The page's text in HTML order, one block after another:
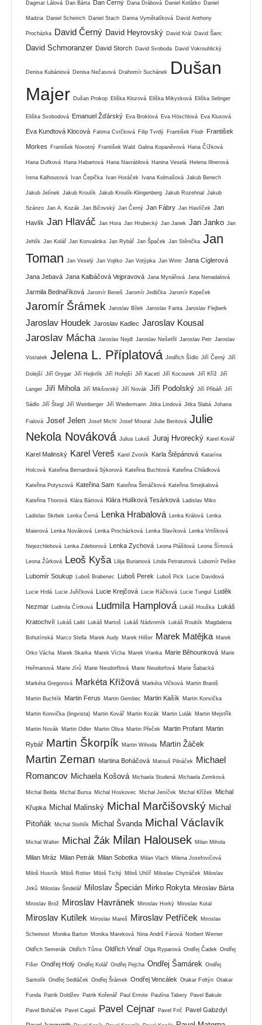
Dagmar Lálová Dan Bárta Dan Černý Dana Drábová Daniel Koťátko Daniel
Madzia Daniel Scheirich Daniel Stach Darina Vymětalíková David Anthony
Procházka David Černý David Heyrovský David Král David Šanc
David Schmoranzer David Storch David Svoboda David Vokrouhlický
Denisa Kubániová Denisa Nečasová Drahomír Suchánek
Dušan
Majer Dušan Prokop Eliška Klozová Eliška Mikysková Eliška Selinger
Eliška Svobodová Emanuel Žďárský Eva Broklová Eva Höschlová Eva Klusová
Eva Kundtová Klocová Fatima Cvrčková Filip Tvrdý František Flodr František
Morkes František Novotný František Wald Galina Kopaněvová Hana Čížková
Hana Dufková Hana Habartová Hana Navrátilová Hanina Veselá Helena Illnerová
Irena Kalhousová Ivan Čepička Ivan Horáček Ivana Kolmašová Jakub Benech
Jakub Jelínek Jakub Kroulík Jakub Kroulík-Klingenberg Jakub Rozehnal Jakub
Szánzo Jan A. Kozák Jan Bičovský Jan Černý Jan Fábry Jan Havlíček Jan
Havlík Jan Hlaváč Jan Hora Jan Hrubecký Jan Janek Jan Janko Jan
Jehlík Jan Kolář Jan Konvalinka Jan Rybář Jan Špaček Jan Stěnička Jan
Toman
Jan Veselý Jan Vojtko Jan Votýpka Jan Wintr Jana Cíglerová
Jana Jebavá Jana Kalbáčová Vejpravová Jana Mynářová Jana Nenadalová
Jarmila Bednaříková Jaromír Beneš Jaromír Jedlička Jaromír Kopeček
Jaromír Šrámek Jaroslav Bílek Jaroslav Fanta Jaroslav Flejberk
Jaroslav Houdek Jaroslav Kadlec Jaroslav Kousal
Jaroslav Mácha Jaroslav Nejdl Jaroslav Nešetřil Jaroslav Petr Jaroslav
Vostatek Jelena L. Příplatová Jindřich Šídlo Jiří Černý Jiří
Dolejší Jiří Grygar Jiří Hejkrlík Jiří Hořejší Jiří Kacetl Jiří Kocourek Jiří Kříž Jiří
Langer Jiří Mihola Jiří Mikšovský Jiří Novák Jiří Podolský Jiří Přibáň Jiří
Sádlo Jiří Štegl Jiří Weinberger Jiří Wiedermann Jitka Lindová Jitka Slabá Johana
Fialová Josef Jelen Josef Michl Josef Moural Julie Beritová Julie
Nekola Nováková Julius Lukeš Juraj Hvorecký Karel Kovář
Karel Malinský Karel Vereš Karel Zvoník Karla Štěpánová Katarína
Holcová Kateřina Bernardová Sýkorová Kateřina Buchtová Kateřina Chládková
Kateřina Potyszová Kateřina Sam Kateřina Šimáčková Kateřina Smejkalová
Kateřina Thorová Klára Bártová Klára Hulíková Tesárková Ladislav Miko
Ladislav Skrbek Lenka Černá Lenka Hrabalová Lenka Králová Lenka
Maierová Lenka Nováková Lenka Procházková Lenka Slavíková Lenka Vrtišková
Nejezchlebová Lenka Zdeborová Lenka Zychová Leona Plášilová Leona Šímová
Leona Žůrková Leoš Kyša Lilija Burianová Linda Petraturová Lubomír Peške
Lubomír Soukup Luboš Brabenec Luboš Perek Luboš Pick Lucie Davidová
Lucie Hrdá Lucie Juřičková Lucie Krejčová Lucie Ráčková Lucie Tungul Luděk
Nezmar Ludmila Čírtková Ludmila Hamplová Lukáš Houška Lukáš
Kratochvíl Lukáš Laibl Lukáš Martoš Lukáš Nádvorník Lukáš Roubík Magdalena
Bohutínská Marco Stella Marek Audy Marek Hilšer Marek Matějka Marek
Orko Vácha Marek Skarka Marek Vícha Marek Vranka Marie Běhounková Marie
Heřmanová Marie Jírů Marie Neudorflová Marie Neudorfová Marie Šabacká
Markéta Gregorová Markéta Křížová Markéta Vlčková Martin Braniš
Martin Buchtík Martin Ferus Martin Gembec Martin Kašík Martin Konvička
Martin Konvička (lingvista) Martin Kovář Martin Kozák Martin Lulák Martin Mejstřík
Martin Novák Martin Odler Martin Oliva Martin Přeček Martin Profant Martin
Rybář Martin Škorpík Martin Wihoda Martin Žáček
Martin Zeman Martina Boháčová Matouš Pilnáček
Michael
Romancov Michaela Košová Michaela Studená Michaela Zemková
Michal Belda Michal Bursa Michal Hoskovec Michal Jeníček Michal Křížek Michal
Křupka Michal Malinský Michal Marčišovský Michal
Pitoňák
Michal Stehlík Michal Švanda Michal Václavík
Michal Walter Michal Žák Milan Halousek Milan Mihola
Milan Mráz Milan Petrák Milan Sobotka Milan Vlach Milena Josefovičová
Miloš Husník Miloš Rotter Miloš Tichý Miloš Uhlíř Miloslav Chytráček Miloslav
Jirků Miloslav Šindelář Miloslav Špecián Mirko Rokyta Miroslav Bárta
Miroslav Brož Miroslav Havránek Miroslav Horký Miroslav Kutal
Miroslav Kutílek Miroslav Mareš Miroslav Petříček Miroslav
Scheinost Monika Barton Monika Mareková Nina Andrš Fárová Norbert Werner
Oldřich Semerák Oldřich Tůma Oldřich Vinař Olga Ryparová Ondřej Čadek Ondřej
Fišer Ondřej Holý Ondřej Kolář Ondřej Pejcha Ondřej Šamárek Ondřej
Santolík Ondřej Sedláček Ondřej Šrámek Ondřej Vencálek Otakar Foltýn Otakar
Funda Patrik Doldžev Patrik Kořenář Paul Ermite Paulína Tabery Pavel Bakule
Pavel Boháček Pavel Cagaš Pavel Cejnar Pavel Frič Pavel Gabzdyl